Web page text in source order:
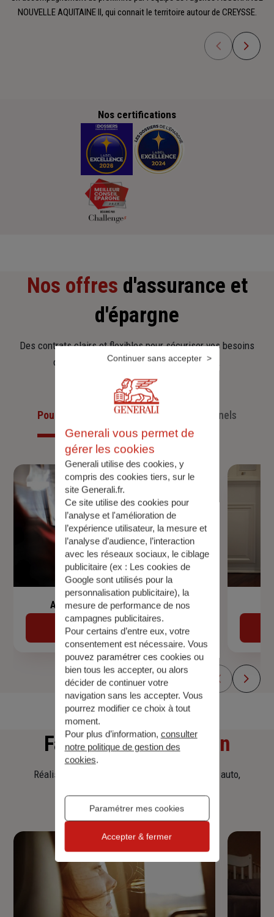
NOUVELLE AQUITAINE II, qui connait le territoire autour de CREYSSE.
Nos certifications
Nos offres d'assurance et
d'épargne
Des contrats clairs et flexibles pour sécuriser vos besoins
d’aujourd’hui et anticiper ceux de demain.
Pour les particuliersPour les professionnels
Assurance de prêt immobilier
Découvrir
Faitesune simulation
Réalisez une simulation tarifaire d'assurance, auto,
Generali vous permet de
gérer les cookies
Generali utilise des cookies, y
compris des cookies tiers, sur le
site Generali.fr.
Ce site utilise des cookies pour
l’analyse et l'amélioration de
l’expérience utilisateur, la mesure et
l’analyse d’audience, l’interaction
avec les réseaux sociaux, le ciblage
publicitaire (ex : Les cookies de
Google sont utilisés pour la
personnalisation publicitaire), la
mesure de performance de nos
campagnes publicitaires.
Pour certains d’entre eux, votre
consentement est nécessaire. Vous
pouvez paramétrer ces cookies ou
bien tous les accepter, ou alors
décider de continuer votre
navigation sans les accepter. Vous
pourrez modifier ce choix à tout
moment.
Pour plus d’information, consulter
notre politique de gestion des
cookies.
Paramétrer mes cookies
Continuer sans accepter
Accepter & fermer